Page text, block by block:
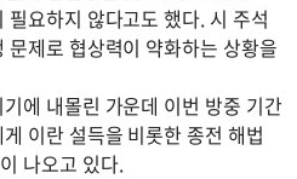
요하지 않다고도 했다. 시 주석
제로 협상력이 약화하는 상황을
에 내몰린 가운데 이번 방중 기간
이란 설득을 비롯한 종전 해법
나오고 있다.